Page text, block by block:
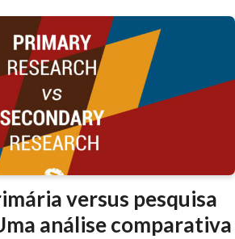
versus pesquisa
análise comparativa